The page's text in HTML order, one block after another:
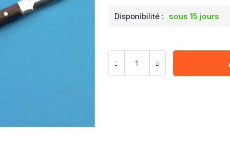
Disponibilité : sous 15 jours